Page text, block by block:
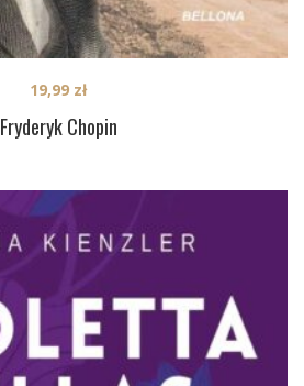
Fryderyk Chopin
19,99 zł